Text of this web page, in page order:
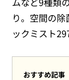
り。空間の
ックミスト
おすすめ記事